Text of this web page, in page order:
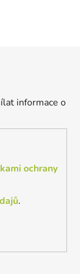
informace o
ochrany
.